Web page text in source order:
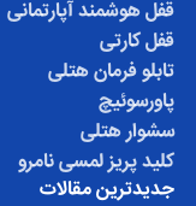
قفل هوشمند آپارتمانی
قفل کارتی
تابلو فرمان هتلی
پاورسوئیچ
سشوار هتلی
کلید پریز لمسی نامرو
جدیدترین مقالات